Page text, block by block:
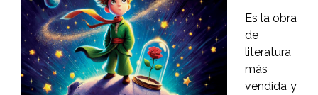
Es la obra
de
literatura
más
vendida y